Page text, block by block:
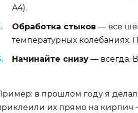
A4).
Обработка стыков — все
температурных колебаниях.
Начинайте снизу — всегда.
в прошлом году я
их прямо на кирпич